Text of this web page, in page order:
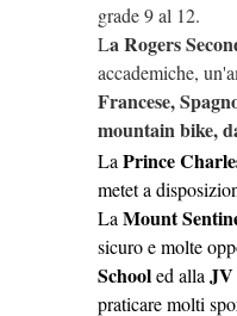
grade 9 al 12.
La Rogers
accademiche,
Francese,
mountain bike,
La Prince
metet a
La Mount
sicuro e molte
Schooled alla JV
praticare molti